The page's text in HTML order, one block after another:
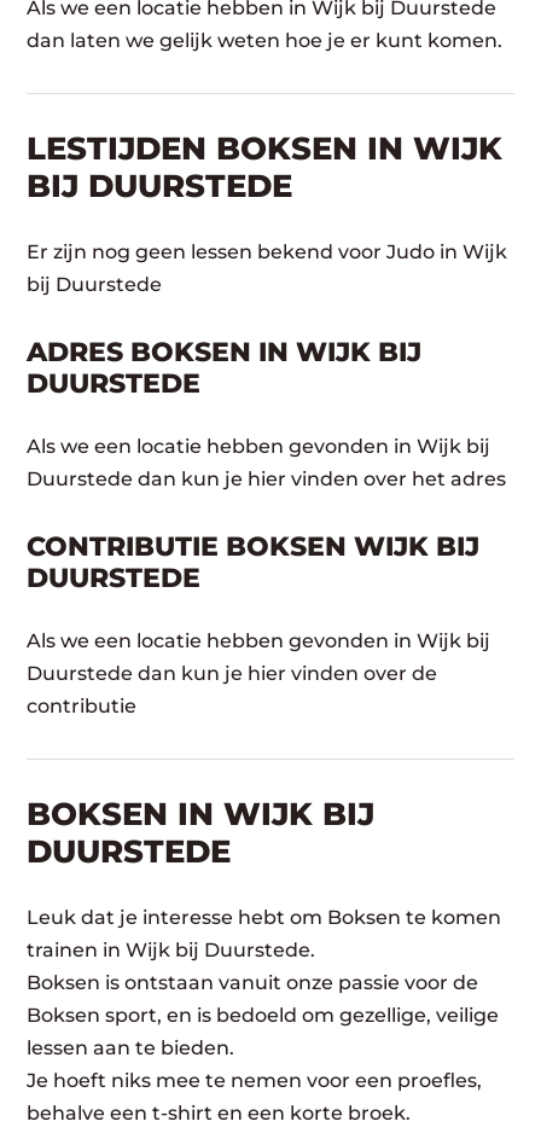
Als we een locatie hebben in Wijk bij Duurstede
dan laten we gelijk weten hoe je er kunt komen.
LESTIJDEN BOKSEN IN WIJK
BIJ DUURSTEDE
Er zijn nog geen lessen bekend voor Judo in Wijk
bij Duurstede
ADRES BOKSEN IN WIJK BIJ
DUURSTEDE
Als we een locatie hebben gevonden in Wijk bij
Duurstede dan kun je hier vinden over het adres
CONTRIBUTIE BOKSEN WIJK BIJ
DUURSTEDE
Als we een locatie hebben gevonden in Wijk bij
Duurstede dan kun je hier vinden over de
contributie
BOKSEN IN WIJK BIJ
DUURSTEDE
Leuk dat je interesse hebt om Boksen te komen
trainen in Wijk bij Duurstede.
Boksen is ontstaan vanuit onze passie voor de
Boksen sport, en is bedoeld om gezellige, veilige
lessen aan te bieden.
Je hoeft niks mee te nemen voor een proefles,
behalve een t-shirt en een korte broek.